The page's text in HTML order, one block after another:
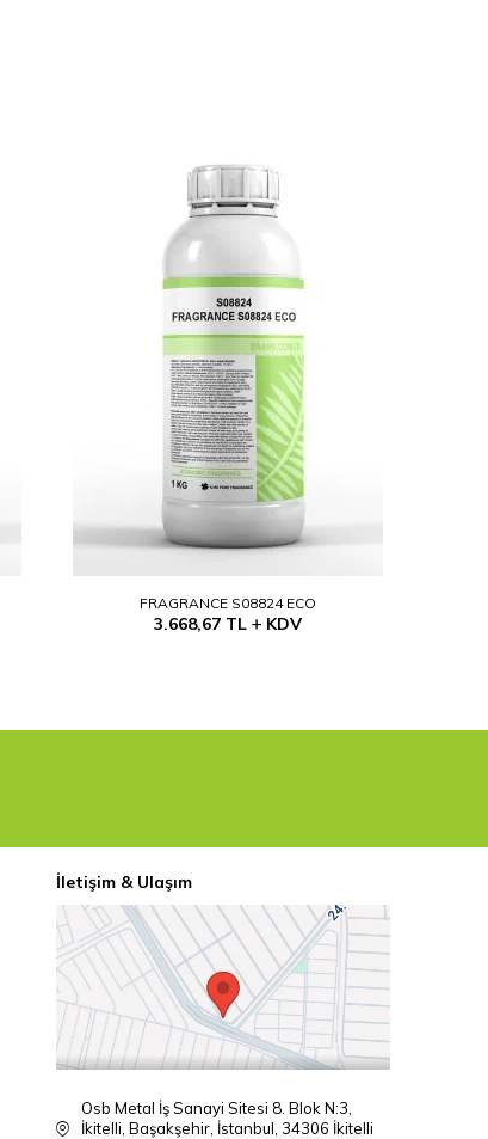
FRAGRANCE S08824 ECO
3.668,67TL KDV
İletişim & Ulaşım
Osb Metal İş Sanayi Sitesi 8. Blok N:3,
İkitelli, Başakşehir, İstanbul, 34306 İkitelli